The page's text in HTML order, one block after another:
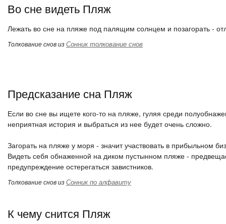
Во сне видеть Пляж
Лежать во сне на пляже под палящим солнцем и позагорать -
Толкование снов изСонник толкование снов
Предсказание сна Пляж
Если во сне вы ищете кого-то на пляже, гуляя среди
неприятная история и выбраться из нее будет очень сложно.
Загорать на пляже у моря - значит участвовать в прибыльном
Видеть себя обнаженной на диком пустынном пляже -
предупреждение остерегаться завистников.
Толкование снов изСонник по алфавиту
К чему снится Пляж